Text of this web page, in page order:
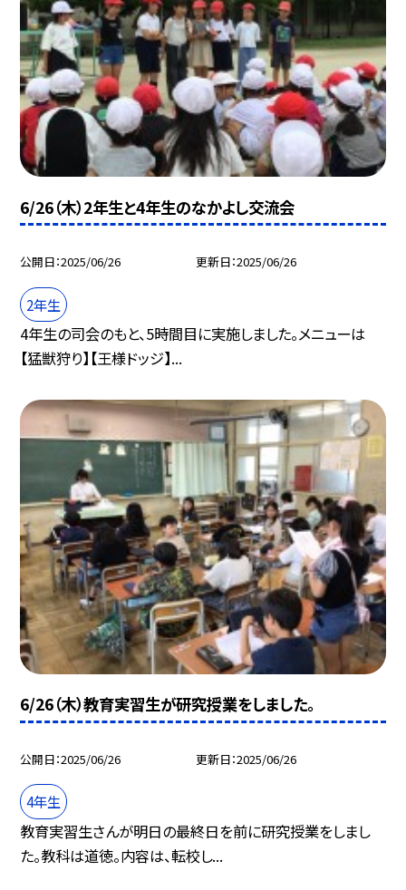
6/26（木）2年生と4年生のなかよし交流会
公開日 2025/06/26 更新日 2025/06/26
2年生
4年生の司会のもと、5時間目に実施しました。メニューは
【猛獣狩り】【王様ドッジ】...
6/26（木）教育実習生が研究授業をしました。
公開日 2025/06/26 更新日 2025/06/26
4年生
教育実習生さんが明日の最終日を前に研究授業をしまし
た。教科は道徳。内容は、転校し...